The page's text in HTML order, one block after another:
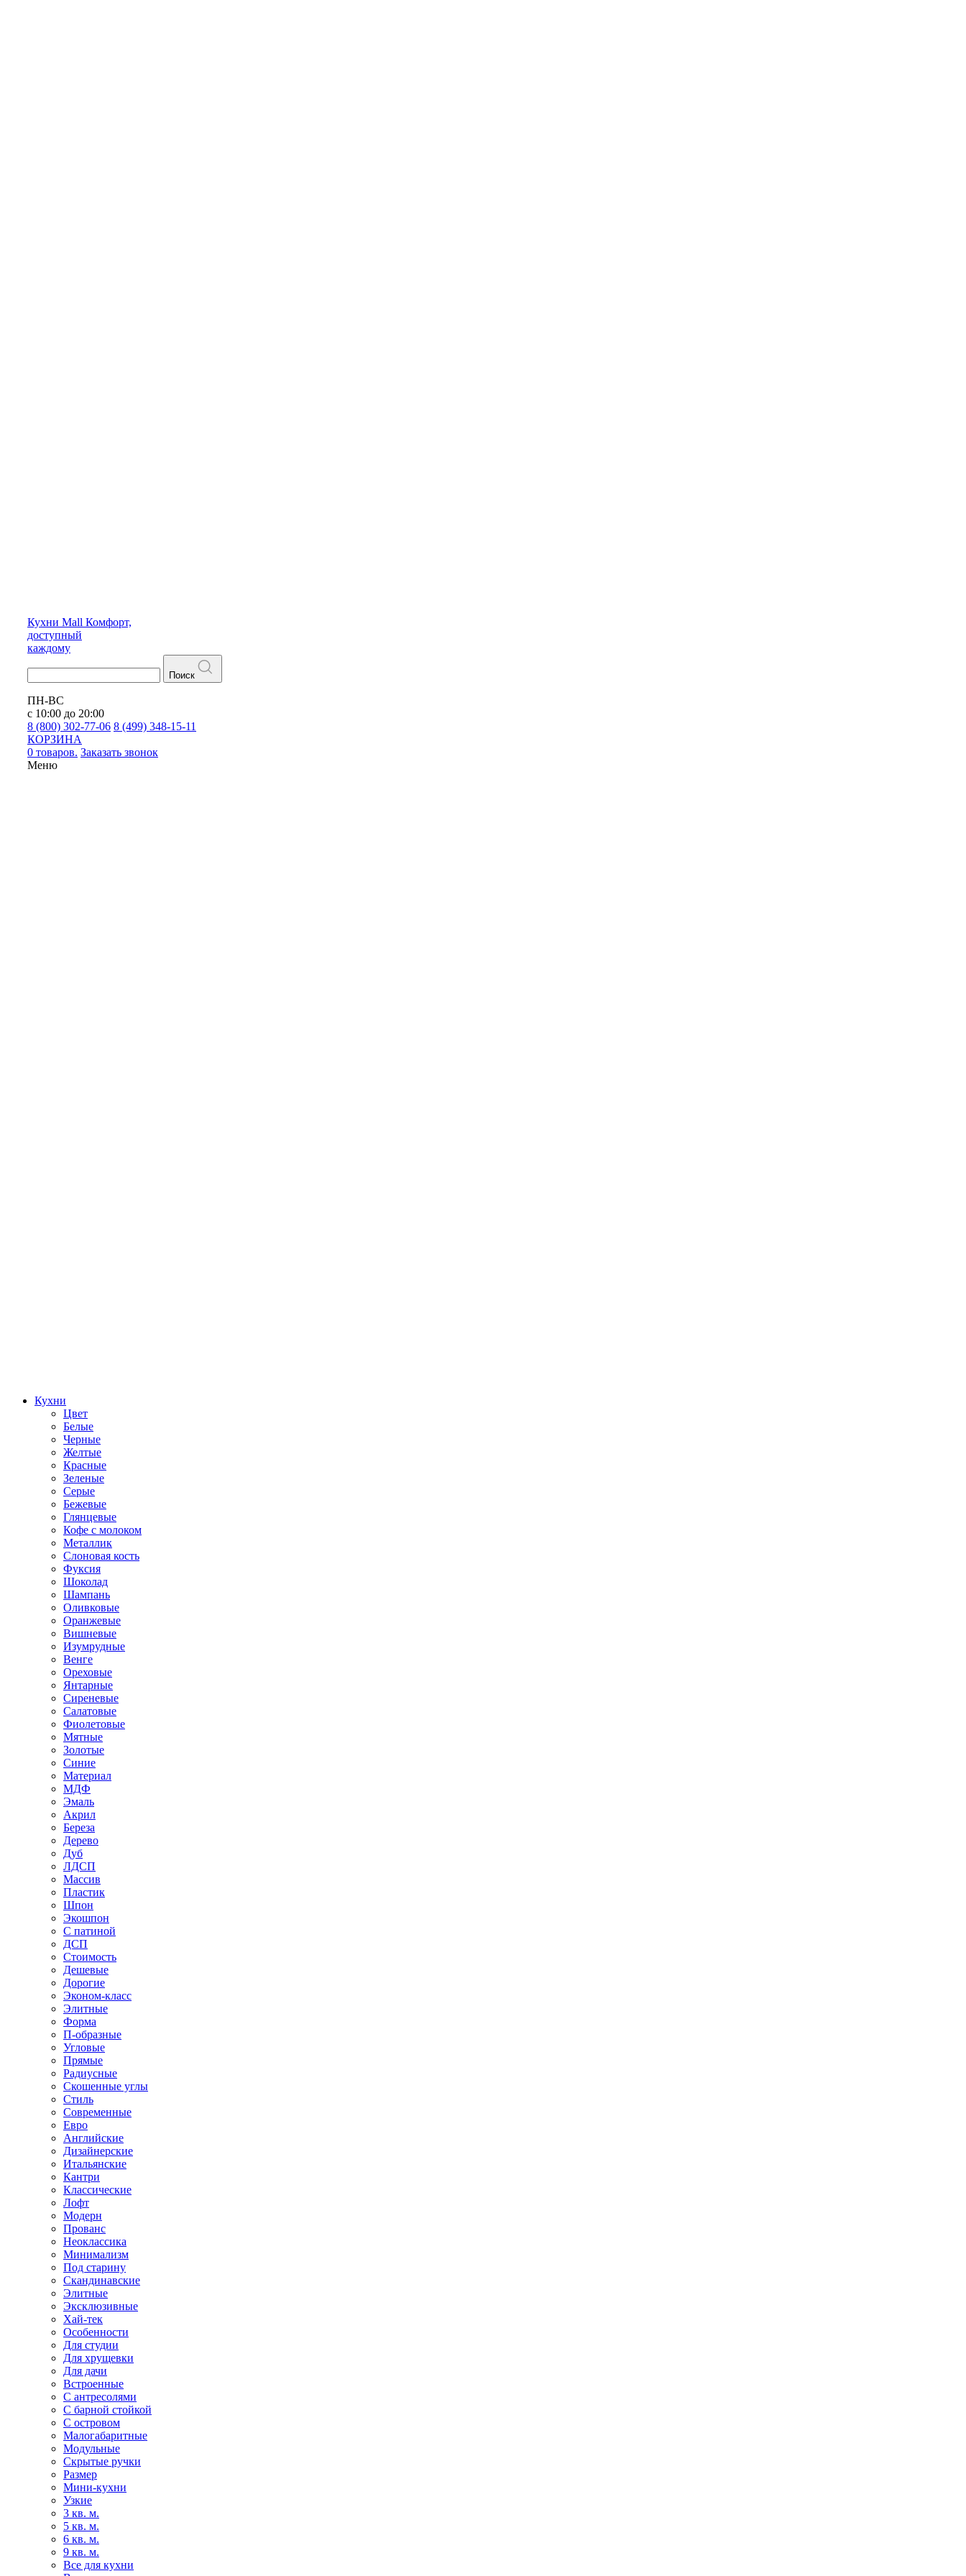
Кухни Mall Комфорт,
доступный
каждому
Поиск
ПН-ВС
с 10:00 до 20:00
8 (800) 302-77-06 8 (499) 348-15-11
КОРЗИНА
0 товаров. Заказать звонок
Меню
Кухни
Цвет
Белые
Черные
Желтые
Красные
Зеленые
Серые
Бежевые
Глянцевые
Кофе с молоком
Металлик
Слоновая кость
Фуксия
Шоколад
Шампань
Оливковые
Оранжевые
Вишневые
Изумрудные
Венге
Ореховые
Янтарные
Сиреневые
Салатовые
Фиолетовые
Мятные
Золотые
Синие
Материал
МДФ
Эмаль
Акрил
Береза
Дерево
Дуб
ЛДСП
Массив
Пластик
Шпон
Экошпон
С патиной
ДСП
Стоимость
Дешевые
Дорогие
Эконом-класс
Элитные
Форма
П-образные
Угловые
Прямые
Радиусные
Скошенные углы
Стиль
Современные
Евро
Английские
Дизайнерские
Итальянские
Кантри
Классические
Лофт
Модерн
Прованс
Неоклассика
Минимализм
Под старину
Скандинавские
Элитные
Эксклюзивные
Хай-тек
Особенности
Для студии
Для хрущевки
Для дачи
Встроенные
С антресолями
С барной стойкой
С островом
Малогабаритные
Модульные
Скрытые ручки
Размер
Мини-кухни
Узкие
3 кв. м.
5 кв. м.
6 кв. м.
9 кв. м.
Все для кухни